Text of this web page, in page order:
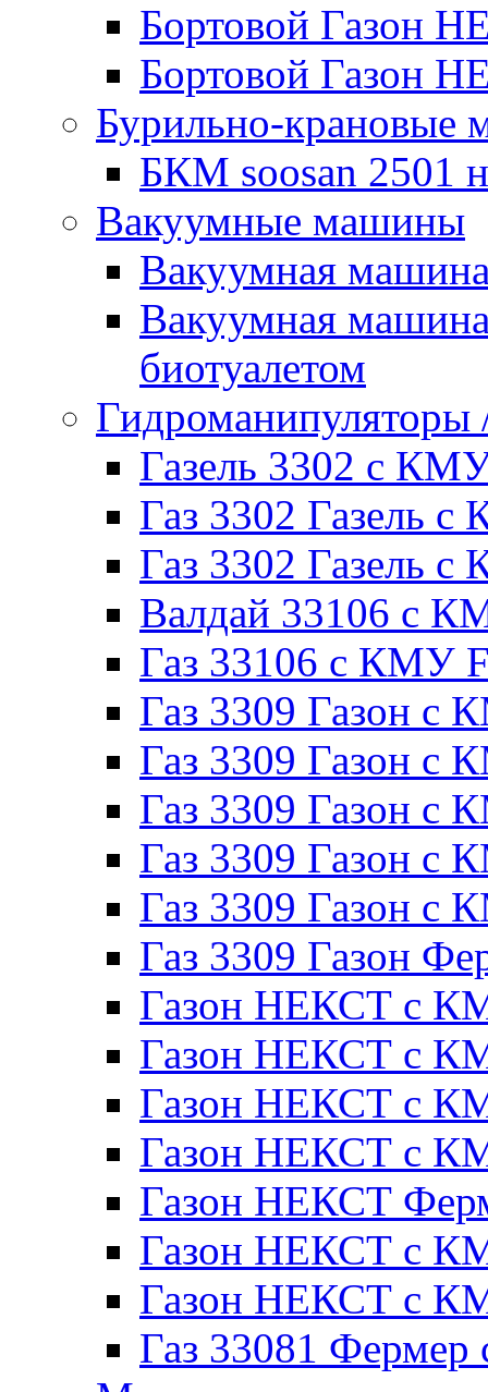
Бортовой Газон
Бортовой Газон
Бурильно-крановые
БКМ soosan 2501
Вакуумные машины
Вакуумная
Вакуумная
биотуалетом
Газель 3302 с
Газ 3302 Газель
Газ 3302 Газель
Валдай 33106 с
Газ 33106 с КМУ
Газ 3309 Газон с
Газ 3309 Газон с
Газ 3309 Газон с
Газ 3309 Газон с
Газ 3309 Газон с
Газ 3309 Газон
Газон НЕКСТ с
Газон НЕКСТ с
Газон НЕКСТ с
Газон НЕКСТ с
Газон НЕКСТ
Газон НЕКСТ с
Газон НЕКСТ с
Газ 33081